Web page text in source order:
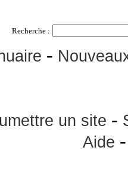
Recherche :
-
un site -
Aide